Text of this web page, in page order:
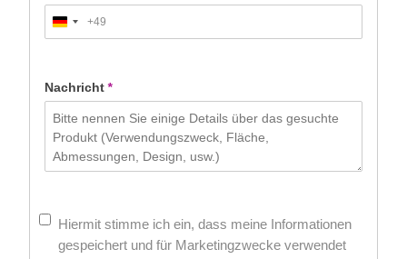
Germany
+49
+49
Nachricht*
Hiermit stimme ich ein, dass meine Informationen
gespeichert und für Marketingzwecke verwendet